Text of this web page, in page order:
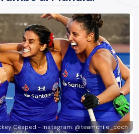
Césped - Instagram: @teamchile_coch